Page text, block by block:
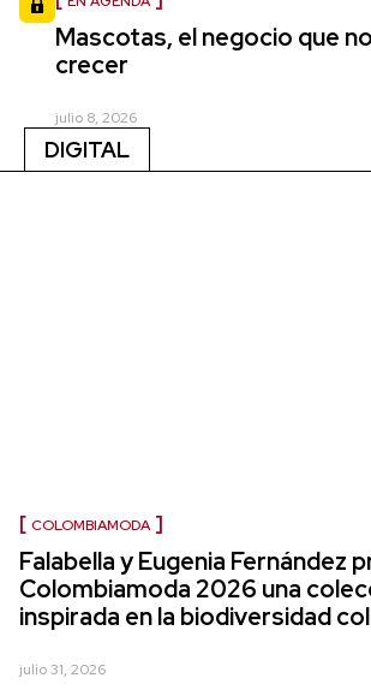
Mascotas, el negocio que
crecer
julio 8, 2026
DIGITAL
COLOMBIAMODA
Falabella y Eugenia Fernández
Colombiamoda 2026 una
inspirada en la biodiversidad
julio 31, 2026